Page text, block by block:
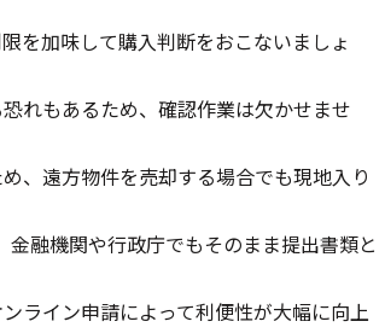
を加味して購入判断をおこないましょ
れもあるため、確認作業は欠かせませ
、遠方物件を売却する場合でも現地入り
融機関や行政庁でもそのまま提出書類と
ライン申請によって利便性が大幅に向上